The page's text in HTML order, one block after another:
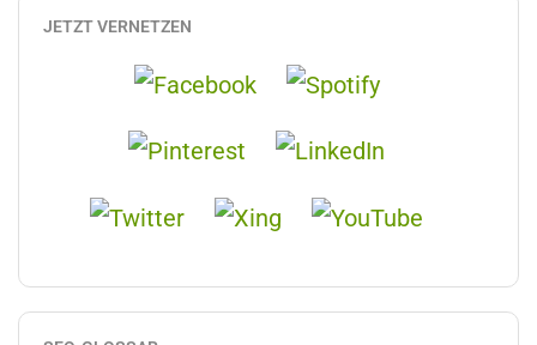
JETZT VERNETZEN